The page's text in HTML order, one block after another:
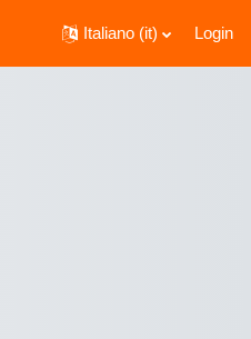
Italiano ‎(it)‎ Login